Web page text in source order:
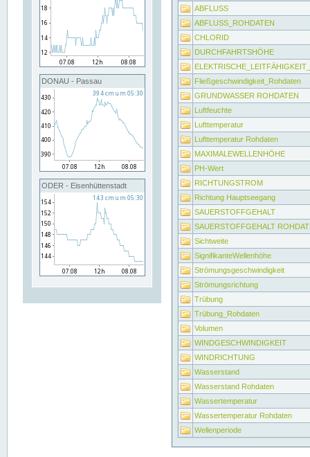
DONAU - Passau
ODER - Eisenhüttenstadt
ABFLUSS
ABFLUSS_ROHDATEN
CHLORID
DURCHFAHRTSHÖHE
Fließgeschwindigkeit_Rohdaten
GRUNDWASSER ROHDATEN
Luftfeuchte
Lufttemperatur
Lufttemperatur Rohdaten
MAXIMALEWELLENHÖHE
PH-Wert
RICHTUNGSTROM
Richtung Hauptseegang
SAUERSTOFFGEHALT
SAUERSTOFFGEHALT
Sichtweite
SignifikanteWellenhöhe
Strömungsgeschwindigkeit
Strömungsrichtung
Trübung
Trübung_Rohdaten
Volumen
WINDGESCHWINDIGKEIT
WINDRICHTUNG
Wasserstand
Wasserstand Rohdaten
Wassertemperatur
Wassertemperatur Rohdaten
Wellenperiode